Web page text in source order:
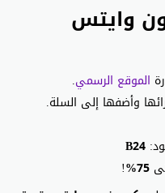
وايتس
الموقع الرسمي.
وأضفها إلى السلة.
B24
75%
!